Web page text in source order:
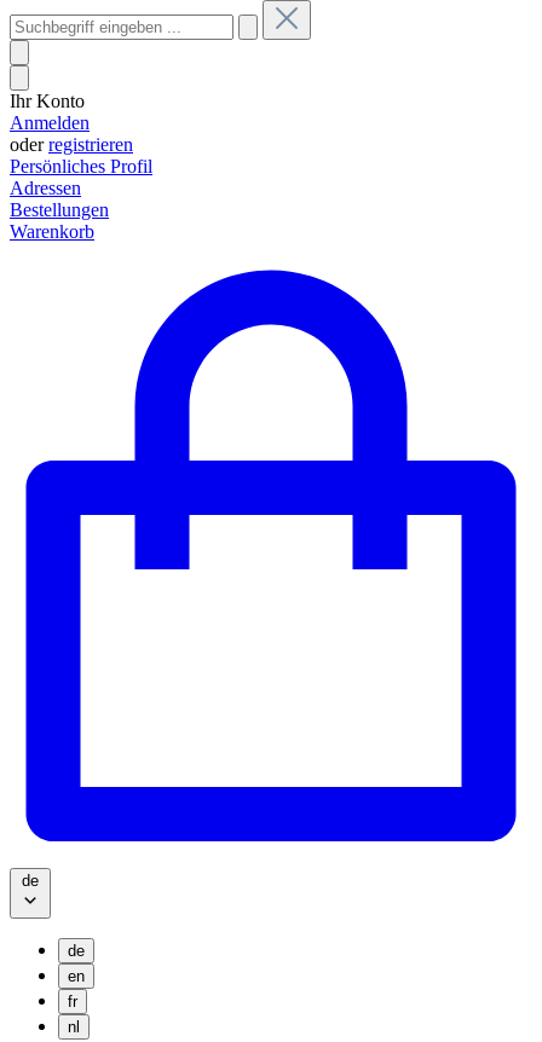
Ihr Konto
Anmelden
oderregistrieren
Persönliches Profil
Adressen
Bestellungen
Warenkorb
de
de
en
fr
nl